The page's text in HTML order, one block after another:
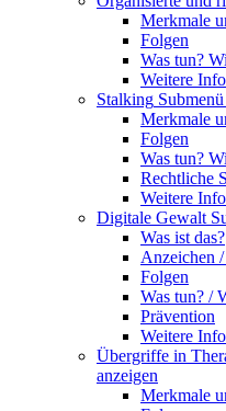
Merkmale
Folgen
Was tun?
Weitere
Stalking
Merkmale
Folgen
Was tun?
Rechtliche
Weitere
Digitale Gewalt
Was ist das?
Anzeichen
Folgen
Was tun? /
Prävention
Weitere
Übergriffe in
anzeigen
Merkmale